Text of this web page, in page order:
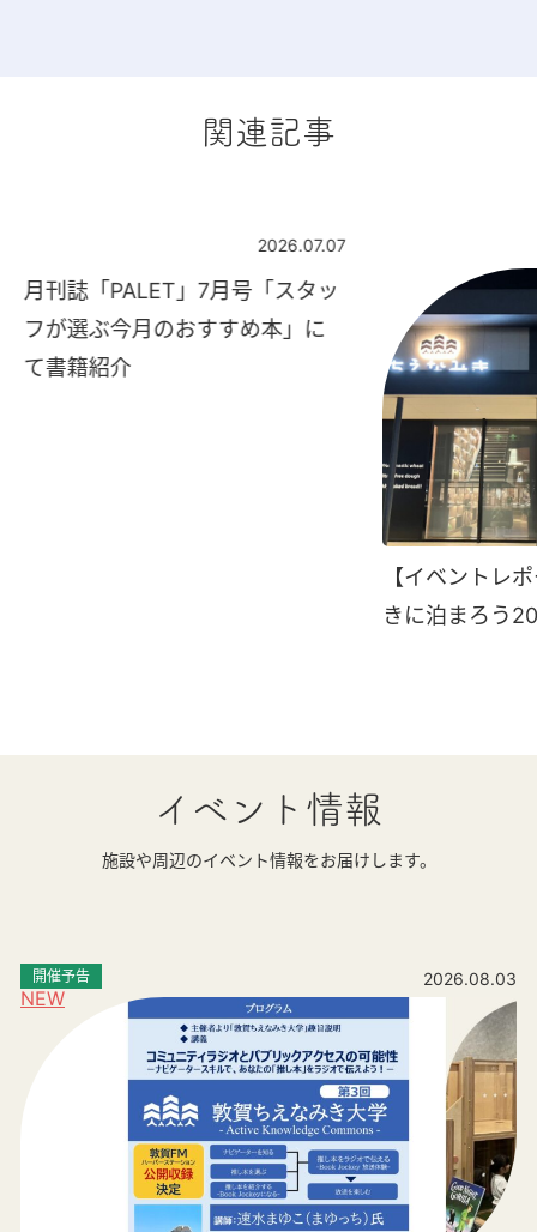
関連記事
2026.07.07
月刊誌「PALET」7月号「スタッ
フが選ぶ今月のおすすめ本」に
て書籍紹介
【イベントレ
きに泊まろう
イベント情報
施設や周辺のイベント情報をお届けします。
NEW
開催予告 2026.08.03